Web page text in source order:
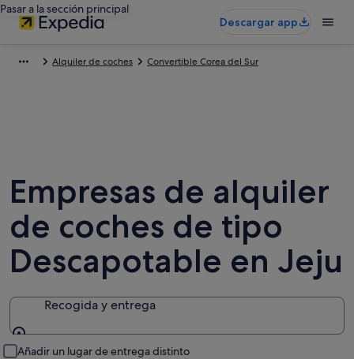
Pasar a la sección principal
Descargar app
Alquiler de coches Convertible Corea del Sur
Empresas de alquiler
de coches de tipo
Descapotable en Jeju
Recogida y entrega
Añadir un lugar de entrega distinto